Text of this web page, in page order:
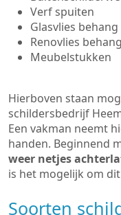
Verf spuiten
Glasvlies behang
Renovlies behang
Meubelstukken
Hierboven staan
schildersbedrijf
Een vakman neemt
handen. Beginnend
weer netjes
is het mogelijk om
Soorten